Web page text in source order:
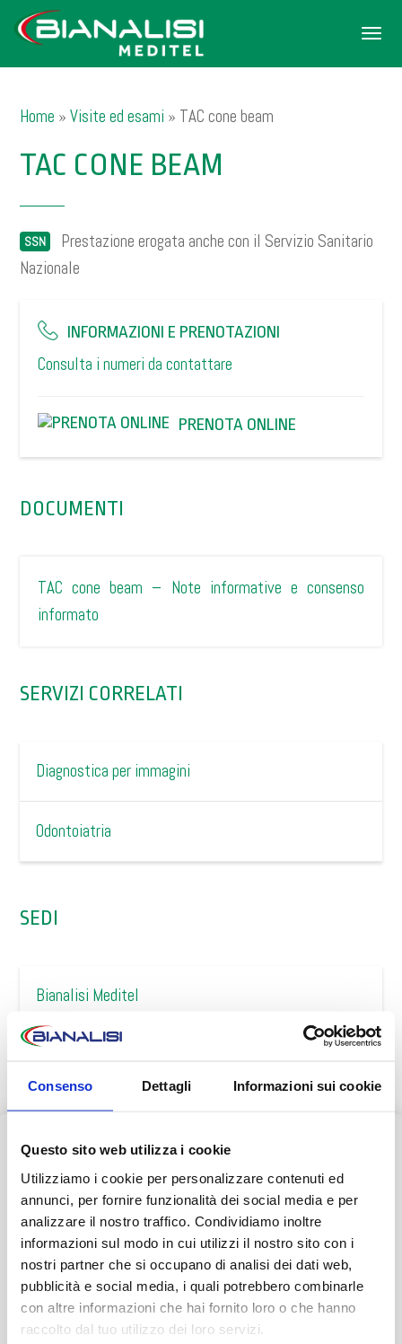
Consenso Dettagli Informazioni sui cookie
Questo sito web utilizza i cookie
Utilizziamo i cookie per personalizzare contenuti ed
annunci, per fornire funzionalità dei social media e per
analizzare il nostro traffico. Condividiamo inoltre
informazioni sul modo in cui utilizzi il nostro sito con i
nostri partner che si occupano di analisi dei dati web,
pubblicità e social media, i quali potrebbero combinarle
con altre informazioni che hai fornito loro o che hanno
raccolto dal tuo utilizzo dei loro servizi.
Menu
Home »Visite ed esami » TAC cone beam
TAC CONE BEAM
SSN
Prestazione erogata anche con il Servizio Sanitario
Nazionale
INFORMAZIONI E PRENOTAZIONI
Consulta i numeri da contattare
PRENOTA ONLINE
DOCUMENTI
TAC cone beam – Note informative e consenso
informato
SERVIZI CORRELATI
Diagnostica per immagini
Odontoiatria
SEDI
Bianalisi Meditel
Consulta i numeri da contattare
PRENOTA ONLINE
AVVISO AI PAZIENTI
Durante il mese di agosto alcuni Centri potrebbero osservare
orari ridotti o periodi di chiusura.
👉 Vi invitiamo a consultare ilcalendario completo con le
variazioni di agosto.
Grazie.